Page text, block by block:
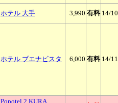
ホテル 大手 3,990 有料 14/10
ホテル ブエナビスタ 6,000 有料 14/11
Popotel 2 KURA